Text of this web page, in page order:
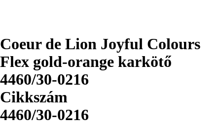
Coeur de Lion Joyful Colours
Flex gold-orange karkötő
4460/30-0216
Cikkszám
4460/30-0216